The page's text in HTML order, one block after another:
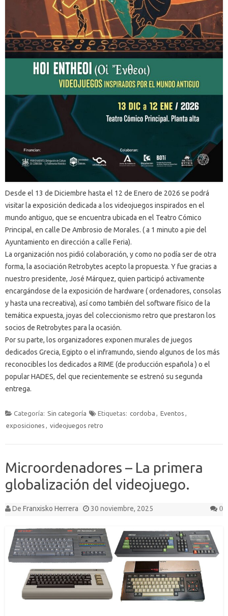
Desde el 13 de Diciembre hasta el 12 de Enero de 2026 se podrá
visitar la exposición dedicada a los videojuegos inspirados en el
mundo antiguo, que se encuentra ubicada en el Teatro Cómico
Principal, en calle De Ambrosio de Morales. ( a 1 minuto a pie del
Ayuntamiento en dirección a calle Feria).
La organización nos pidió colaboración, y como no podía ser de otra
forma, la asociación Retrobytes acepto la propuesta. Y fue gracias a
nuestro presidente, José Márquez, quien participó activamente
encargándose de la exposición de hardware ( ordenadores, consolas
y hasta una recreativa), así como también del software físico de la
temática expuesta, joyas del coleccionismo retro que prestaron los
socios de Retrobytes para la ocasión.
Por su parte, los organizadores exponen murales de juegos
dedicados Grecia, Egipto o el inframundo, siendo algunos de los más
reconocibles los dedicados a RIME (de producción española ) o el
popular HADES, del que recientemente se estrenó su segunda
entrega.
Categoría: Sin categoría Etiquetas: cordoba , Eventos ,
exposiciones , videojuegos retro
Microordenadores – La primera
globalización del videojuego.
De Franxisko Herrera 30 noviembre, 2025 0